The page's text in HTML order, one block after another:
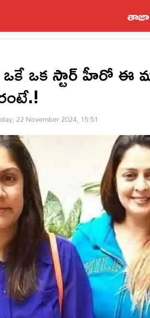
తాజా
ఒక స్టార్ హీరో ఈ
22 November 2024, 15:51